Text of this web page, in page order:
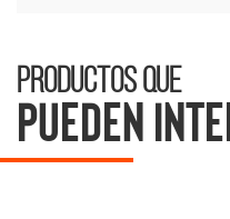
Productos que
pueden